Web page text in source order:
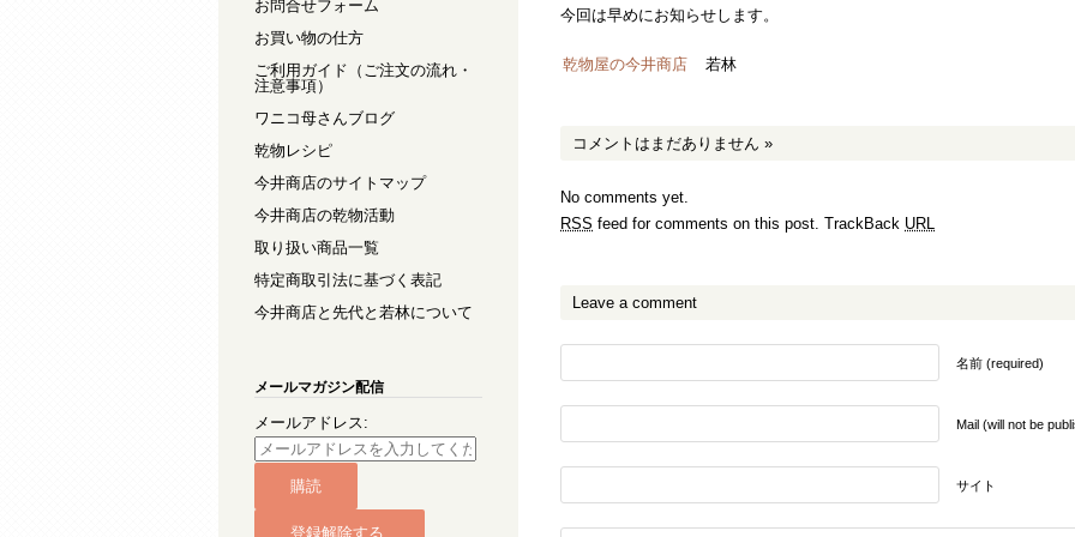
今回は早めにお知らせします。
乾物屋の今井商店 若林
コメントはまだありません »
No comments yet.
RSS feed for comments on this post. TrackBack URL
Leave a comment
名前 (required)
Mail (will not be
サイト
お問合せフォーム
お買い物の仕方
ご利用ガイド（ご注文の流れ・
注意事項）
ワニコ母さんブログ
乾物レシピ
今井商店のサイトマップ
今井商店の乾物活動
取り扱い商品一覧
特定商取引法に基づく表記
今井商店と先代と若林について
メールマガジン配信
メールアドレス: